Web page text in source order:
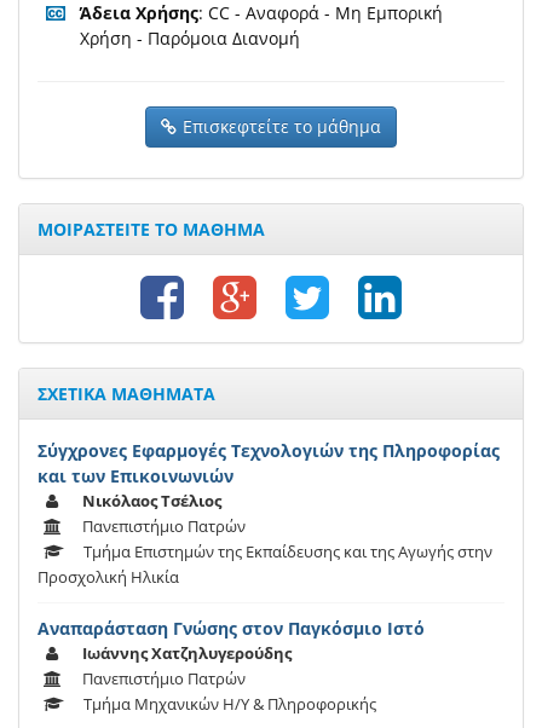
Άδεια Χρήσης: CC - Αναφορά - Μη Εμπορική
Χρήση - Παρόμοια Διανομή
Επισκεφτείτε το μάθημα
ΜΟΙΡΑΣΤΕΙΤΕ ΤΟ ΜΑΘΗΜΑ
ΣΧΕΤΙΚΑ ΜΑΘΗΜΑΤΑ
Σύγχρονες Εφαρμογές Τεχνολογιών της Πληροφορίας
και των Επικοινωνιών
Νικόλαος Τσέλιος
Πανεπιστήμιο Πατρών
Τμήμα Επιστημών της Εκπαίδευσης και της Αγωγής στην
Προσχολική Ηλικία
Αναπαράσταση Γνώσης στον Παγκόσμιο Ιστό
Ιωάννης Χατζηλυγερούδης
Πανεπιστήμιο Πατρών
Τμήμα Μηχανικών Η/Υ & Πληροφορικής